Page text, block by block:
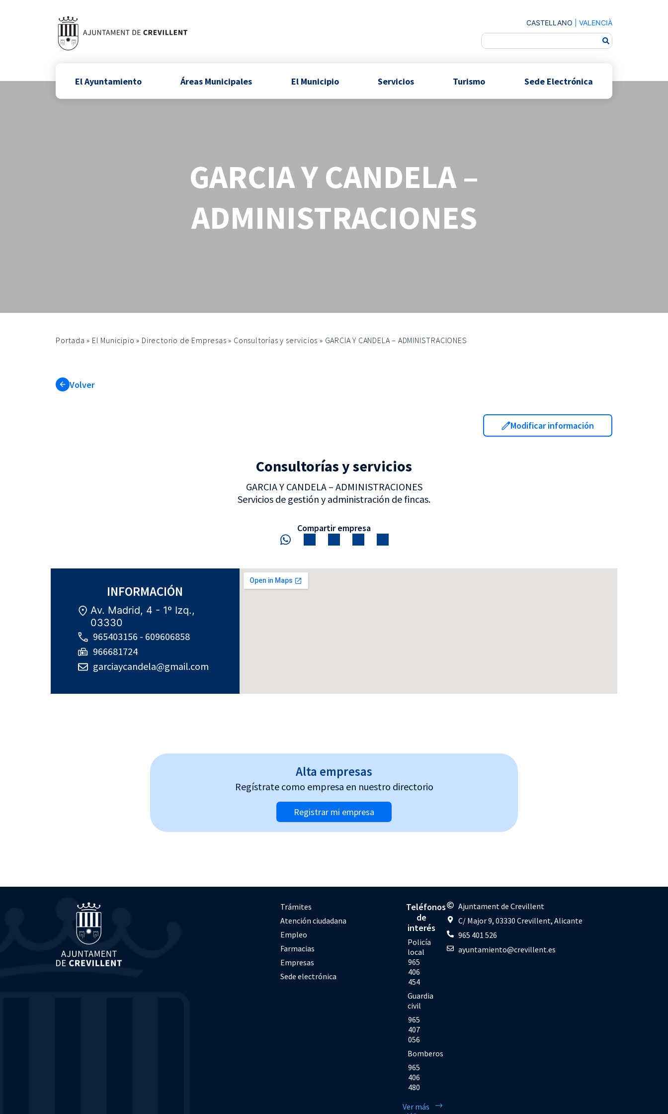
CASTELLANO VALENCIÀ
El Ayuntamiento Áreas Municipales El Municipio Servicios Turismo Sede Electrónica
GARCIA Y CANDELA –
ADMINISTRACIONES
Portada » El Municipio » Directorio de Empresas » Consultorías y servicios » GARCIA Y CANDELA – ADMINISTRACIONES
Volver
Modificar información
Consultorías y servicios
GARCIA Y CANDELA – ADMINISTRACIONES
Servicios de gestión y administración de fincas.
Compartir empresa
INFORMACIÓN
Av. Madrid, 4 - 1º Izq.,
03330
965403156 - 609606858
966681724
garciaycandela@gmail.com
Alta empresas
Regístrate como empresa en nuestro directorio
Registrar mi empresa
Trámites
Atención ciudadana
Empleo
Farmacias
Empresas
Sede electrónica
Teléfonos
de
interés
Policía
local
965
406
454
Guardia
civil
965
407
056
Bomberos
965
406
480
Ver más
Ajuntament de Crevillent
C/ Major 9, 03330 Crevillent, Alicante
965 401 526
ayuntamiento@crevillent.es